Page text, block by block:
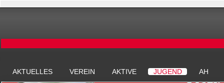
AKTUELLES VEREIN AKTIVE JUGEND AH